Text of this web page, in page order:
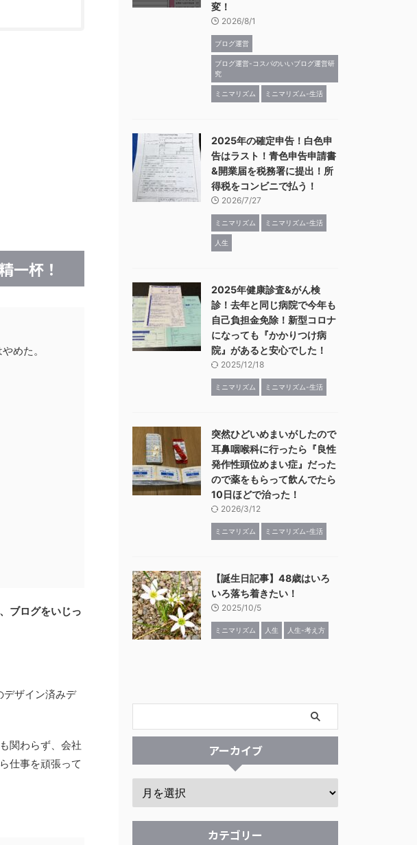
一杯！
めた。
ブログをいじっ
デザイン済みデ
関わらず、会社
仕事を頑張って
変！
2026/8/1
ブログ運営
ブログ運営-コスパのいいブログ運営研
究
ミニマリズム ミニマリズム-生活
2025年の確定申告！白色申
告はラスト！青色申告申請書
&開業届を税務署に提出！所
得税をコンビニで払う！
2026/7/27
ミニマリズム ミニマリズム-生活
人生
2025年健康診査&がん検
診！去年と同じ病院で今年も
自己負担金免除！新型コロナ
になっても『かかりつけ病
院』があると安心でした！
2025/12/18
ミニマリズム ミニマリズム-生活
突然ひどいめまいがしたので
耳鼻咽喉科に行ったら『良性
発作性頭位めまい症』だった
ので薬をもらって飲んでたら
10日ほどで治った！
2026/3/12
ミニマリズム ミニマリズム-生活
【誕生日記事】48歳はいろ
いろ落ち着きたい！
2025/10/5
ミニマリズム 人生 人生-考え方
アーカイブ
カテゴリー